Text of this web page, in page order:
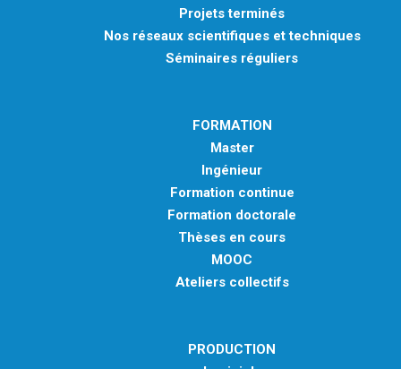
Projets terminés
Nos réseaux scientifiques et techniques
Séminaires réguliers
FORMATION
Master
Ingénieur
Formation continue
Formation doctorale
Thèses en cours
MOOC
Ateliers collectifs
PRODUCTION